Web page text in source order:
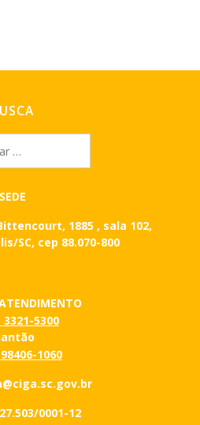
SEDE
1885 , sala 102,
SC, cep 88.070-800
3321-5300
1060
0001-12